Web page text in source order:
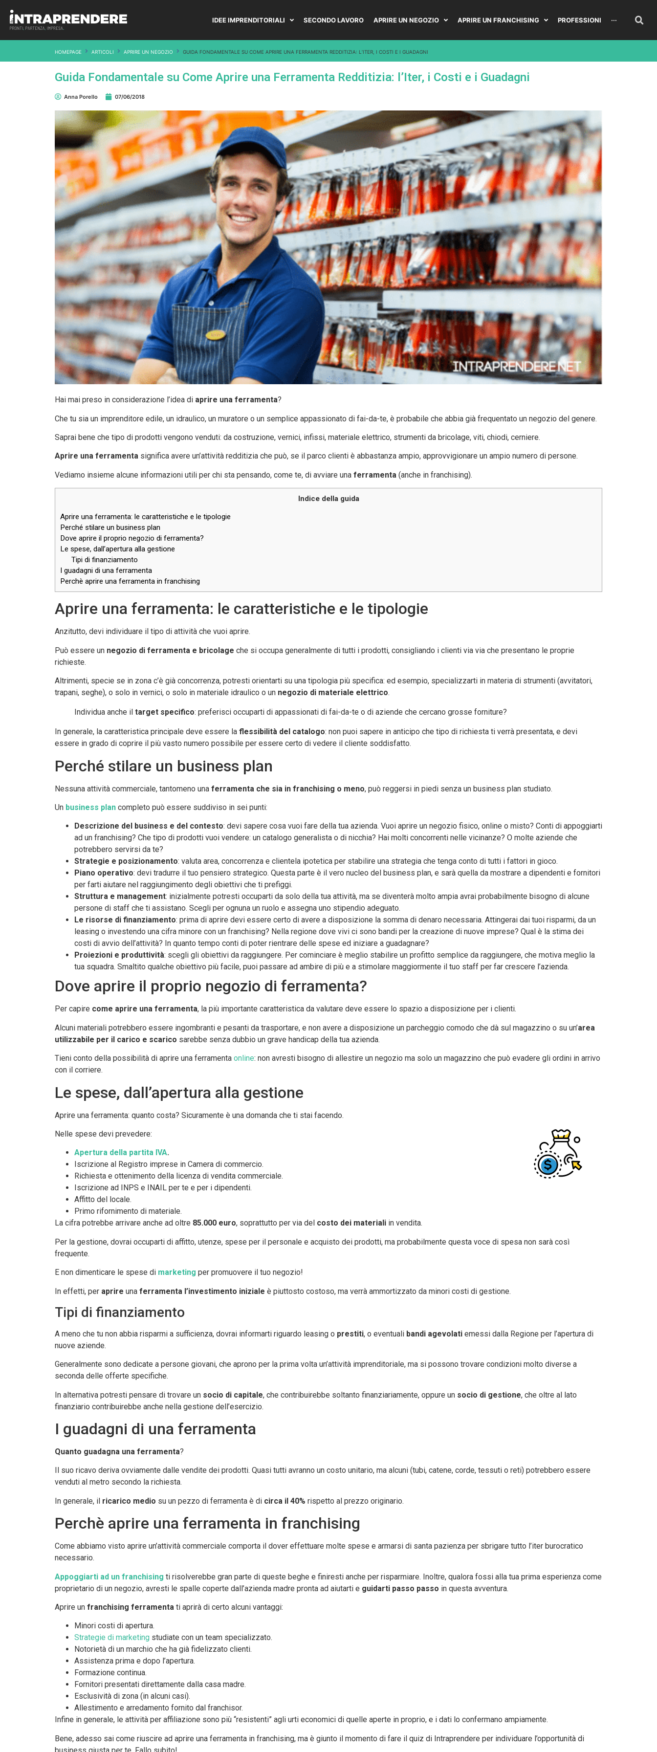
IDEE IMPRENDITORIALI SECONDO LAVORO APRIRE UN NEGOZIO APRIRE UN FRANCHISING PROFESSIONI ···
HOMEPAGE ARTICOLI APRIRE UN NEGOZIO GUIDA FONDAMENTALE SU COME APRIRE UNA FERRAMENTA REDDITIZIA: L’ITER, I COSTI E I GUADAGNI
Guida Fondamentale su Come Aprire una Ferramenta Redditizia: l’Iter, i Costi e i Guadagni
Anna Porello 07/06/2018
Hai mai preso in considerazione l’idea di aprire una ferramenta?
Che tu sia un imprenditore edile, un idraulico, un muratore o un semplice appassionato di fai-da-te, è probabile che abbia già frequentato un negozio del genere.
Saprai bene che tipo di prodotti vengono venduti: da costruzione, vernici, infissi, materiale elettrico, strumenti da bricolage, viti, chiodi, cerniere.
Aprire una ferramenta significa avere un’attività redditizia che può, se il parco clienti è abbastanza ampio, approvvigionare un ampio numero di persone.
Vediamo insieme alcune informazioni utili per chi sta pensando, come te, di avviare una ferramenta (anche in franchising).
Indice della guida
Aprire una ferramenta: le caratteristiche e le tipologie
Perché stilare un business plan
Dove aprire il proprio negozio di ferramenta?
Le spese, dall’apertura alla gestione
Tipi di finanziamento
I guadagni di una ferramenta
Perchè aprire una ferramenta in franchising
Aprire una ferramenta: le caratteristiche e le tipologie
Anzitutto, devi individuare il tipo di attività che vuoi aprire.
Può essere un negozio di ferramenta e bricolage che si occupa generalmente di tutti i prodotti, consigliando i clienti via via che presentano le proprie
richieste.
Altrimenti, specie se in zona c’è già concorrenza, potresti orientarti su una tipologia più specifica: ed esempio, specializzarti in materia di strumenti (avvitatori,
trapani, seghe), o solo in vernici, o solo in materiale idraulico o un negozio di materiale elettrico.
Individua anche il target specifico: preferisci occuparti di appassionati di fai-da-te o di aziende che cercano grosse forniture?
In generale, la caratteristica principale deve essere la flessibilità del catalogo: non puoi sapere in anticipo che tipo di richiesta ti verrà presentata, e devi
essere in grado di coprire il più vasto numero possibile per essere certo di vedere il cliente soddisfatto.
Perché stilare un business plan
Nessuna attività commerciale, tantomeno una ferramenta che sia in franchising o meno, può reggersi in piedi senza un business plan studiato.
Un business plan completo può essere suddiviso in sei punti:
Descrizione del business e del contesto: devi sapere cosa vuoi fare della tua azienda. Vuoi aprire un negozio fisico, online o misto? Conti di appoggiarti
ad un franchising? Che tipo di prodotti vuoi vendere: un catalogo generalista o di nicchia? Hai molti concorrenti nelle vicinanze? O molte aziende che
potrebbero servirsi da te?
Strategie e posizionamento: valuta area, concorrenza e clientela ipotetica per stabilire una strategia che tenga conto di tutti i fattori in gioco.
Piano operativo: devi tradurre il tuo pensiero strategico. Questa parte è il vero nucleo del business plan, e sarà quella da mostrare a dipendenti e fornitori
per farti aiutare nel raggiungimento degli obiettivi che ti prefiggi.
Struttura e management: inizialmente potresti occuparti da solo della tua attività, ma se diventerà molto ampia avrai probabilmente bisogno di alcune
persone di staff che ti assistano. Scegli per ognuna un ruolo e assegna uno stipendio adeguato.
Le risorse di finanziamento: prima di aprire devi essere certo di avere a disposizione la somma di denaro necessaria. Attingerai dai tuoi risparmi, da un
leasing o investendo una cifra minore con un franchising? Nella regione dove vivi ci sono bandi per la creazione di nuove imprese? Qual è la stima dei
costi di avvio dell’attività? In quanto tempo conti di poter rientrare delle spese ed iniziare a guadagnare?
Proiezioni e produttività: scegli gli obiettivi da raggiungere. Per cominciare è meglio stabilire un profitto semplice da raggiungere, che motiva meglio la
tua squadra. Smaltito qualche obiettivo più facile, puoi passare ad ambire di più e a stimolare maggiormente il tuo staff per far crescere l’azienda.
Dove aprire il proprio negozio di ferramenta?
Per capire come aprire una ferramenta, la più importante caratteristica da valutare deve essere lo spazio a disposizione per i clienti.
Alcuni materiali potrebbero essere ingombranti e pesanti da trasportare, e non avere a disposizione un parcheggio comodo che dà sul magazzino o su un’area
utilizzabile per il carico e scarico sarebbe senza dubbio un grave handicap della tua azienda.
Tieni conto della possibilità di aprire una ferramenta online: non avresti bisogno di allestire un negozio ma solo un magazzino che può evadere gli ordini in arrivo
con il corriere.
Le spese, dall’apertura alla gestione
Aprire una ferramenta: quanto costa? Sicuramente è una domanda che ti stai facendo.
Nelle spese devi prevedere:
Apertura della partita IVA.
Iscrizione al Registro imprese in Camera di commercio.
Richiesta e ottenimento della licenza di vendita commerciale.
Iscrizione ad INPS e INAIL per te e per i dipendenti.
Affitto del locale.
Primo rifornimento di materiale.
La cifra potrebbe arrivare anche ad oltre 85.000 euro, soprattutto per via del costo dei materiali in vendita.
Per la gestione, dovrai occuparti di affitto, utenze, spese per il personale e acquisto dei prodotti, ma probabilmente questa voce di spesa non sarà così
frequente.
E non dimenticare le spese di marketing per promuovere il tuo negozio!
In effetti, per aprire una ferramenta l’investimento iniziale è piuttosto costoso, ma verrà ammortizzato da minori costi di gestione.
Tipi di finanziamento
A meno che tu non abbia risparmi a sufficienza, dovrai informarti riguardo leasing o prestiti, o eventuali bandi agevolati emessi dalla Regione per l’apertura di
nuove aziende.
Generalmente sono dedicate a persone giovani, che aprono per la prima volta un’attività imprenditoriale, ma si possono trovare condizioni molto diverse a
seconda delle offerte specifiche.
In alternativa potresti pensare di trovare un socio di capitale, che contribuirebbe soltanto finanziariamente, oppure un socio di gestione, che oltre al lato
finanziario contribuirebbe anche nella gestione dell’esercizio.
I guadagni di una ferramenta
Quanto guadagna una ferramenta?
Il suo ricavo deriva ovviamente dalle vendite dei prodotti. Quasi tutti avranno un costo unitario, ma alcuni (tubi, catene, corde, tessuti o reti) potrebbero essere
venduti al metro secondo la richiesta.
In generale, il ricarico medio su un pezzo di ferramenta è di circa il 40% rispetto al prezzo originario.
Perchè aprire una ferramenta in franchising
Come abbiamo visto aprire un’attività commerciale comporta il dover effettuare molte spese e armarsi di santa pazienza per sbrigare tutto l’iter burocratico
necessario.
Appoggiarti ad un franchising ti risolverebbe gran parte di queste beghe e finiresti anche per risparmiare. Inoltre, qualora fossi alla tua prima esperienza come
proprietario di un negozio, avresti le spalle coperte dall’azienda madre pronta ad aiutarti e guidarti passo passo in questa avventura.
Aprire un franchising ferramenta ti aprirà di certo alcuni vantaggi:
Minori costi di apertura.
Strategie di marketing studiate con un team specializzato.
Notorietà di un marchio che ha già fidelizzato clienti.
Assistenza prima e dopo l’apertura.
Formazione continua.
Fornitori presentati direttamente dalla casa madre.
Esclusività di zona (in alcuni casi).
Allestimento e arredamento fornito dal franchisor.
Infine in generale, le attività per affiliazione sono più “resistenti” agli urti economici di quelle aperte in proprio, e i dati lo confermano ampiamente.
Bene, adesso sai come riuscire ad aprire una ferramenta in franchising, ma è giunto il momento di fare il quiz di Intraprendere per individuare l’opportunità di